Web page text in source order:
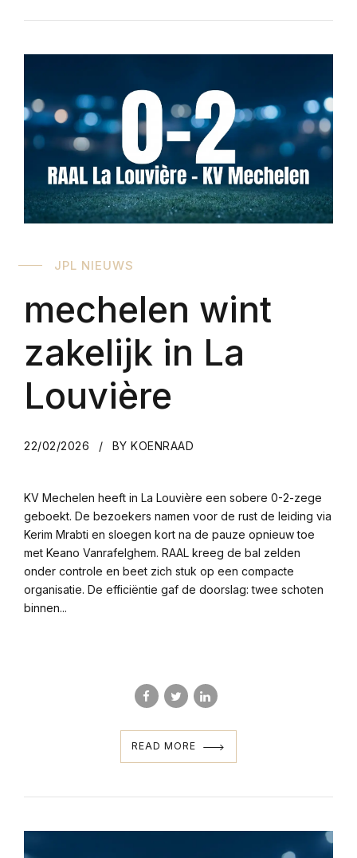
JPL NIEUWS
mechelen wint
zakelijk in La
Louvière
22/02/2026 BY KOENRAAD
KV Mechelen heeft in La Louvière een sobere 0-2-zege
geboekt. De bezoekers namen voor de rust de leiding via
Kerim Mrabti en sloegen kort na de pauze opnieuw toe
met Keano Vanrafelghem. RAAL kreeg de bal zelden
onder controle en beet zich stuk op een compacte
organisatie. De efficiëntie gaf de doorslag: twee schoten
binnen...
READ MORE